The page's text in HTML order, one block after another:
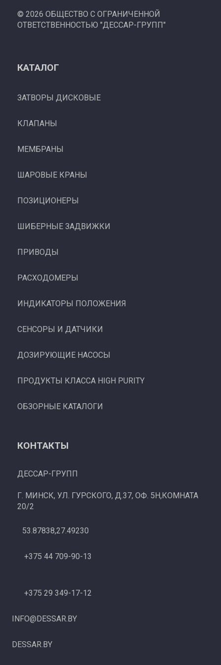
© 2026 ОБЩЕСТВО С ОГРАНИЧЕННОЙ
ОТВЕТСТВЕННОСТЬЮ "ДЕССАР-ГРУПП"
КАТАЛОГ
ЗАТВОРЫ ДИСКОВЫЕ
КЛАПАНЫ
МЕМБРАНЫ
ШАРОВЫЕ КРАНЫ
ПОЗИЦИОНЕРЫ
ШИБЕРНЫЕ ЗАДВИЖКИ
ПРИВОДЫ
РАСХОДОМЕРЫ
ИНДИКАТОРЫ ПОЛОЖЕНИЯ
СЕНСОРЫ И ДАТЧИКИ
ДОЗИРУЮЩИЕ НАСОСЫ
ПРОДУКТЫ КЛАССА HIGH PURITY
ОБЗОРНЫЕ КАТАЛОГИ
КОНТАКТЫ
ДЕССАР-ГРУПП
Г. МИНСК, УЛ. ГУРСКОГО, Д.37, ОФ. 5Н,КОМНАТА
20/2
53.87838,27.49230
+375 44 709-90-13
+375 29 349-17-12
INFO@DESSAR.BY
DESSAR.BY